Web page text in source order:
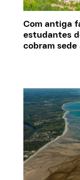
Com antiga
estudantes
cobram sede